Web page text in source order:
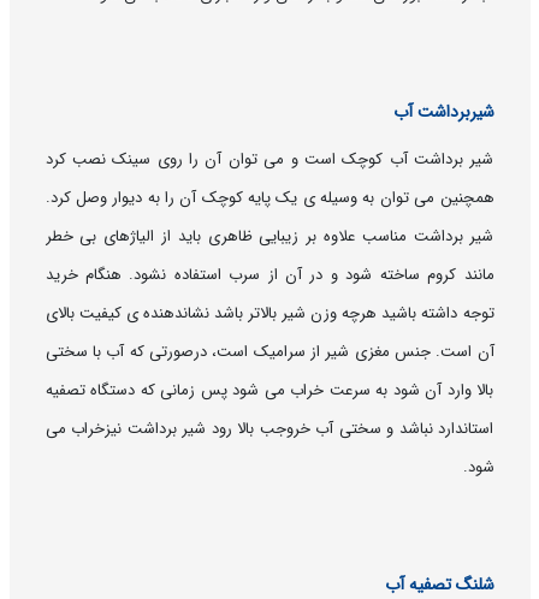
شیربرداشت آب
شیر برداشت آب کوچک است و می توان آن را روی سینک نصب کرد
همچنین می توان به وسیله ی یک پایه کوچک آن را به دیوار وصل کرد.
شیر برداشت مناسب علاوه بر زیبایی ظاهری باید از الیاژهای بی خطر
مانند کروم ساخته شود و در آن از سرب استفاده نشود. هنگام خرید
توجه داشته باشید هرچه وزن شیر بالاتر باشد نشاندهنده ی کیفیت بالای
آن است. جنس مغزی شیر از سرامیک است، درصورتی که آب با سختی
بالا وارد آن شود به سرعت خراب می شود پس زمانی که دستگاه تصفیه
استاندارد نباشد و سختی آب خروجب بالا رود شیر برداشت نیزخراب می
شود.
شلنگ تصفیه آب